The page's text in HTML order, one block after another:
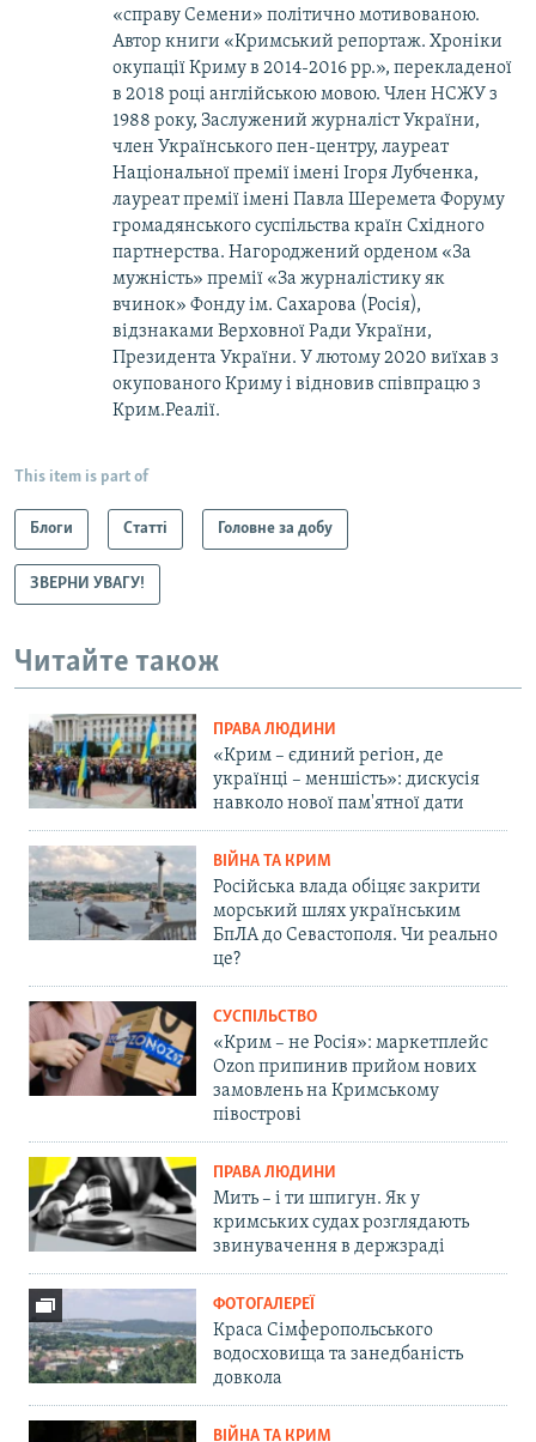
«справу Семени» політично мотивованою.
Автор книги «Кримський репортаж. Хроніки
окупації Криму в 2014-2016 рр.», перекладеної
в 2018 році англійською мовою. Член НСЖУ з
1988 року, Заслужений журналіст України,
член Українського пен-центру, лауреат
Національної премії імені Ігоря Лубченка,
лауреат премії імені Павла Шеремета Форуму
громадянського суспільства країн Східного
партнерства. Нагороджений орденом «За
мужність» премії «За журналістику як
вчинок» Фонду ім. Сахарова (Росія),
відзнаками Верховної Ради України,
Президента України. У лютому 2020 виїхав з
окупованого Криму і відновив співпрацю з
Крим.Реалії.
This item is part of
Блоги Статті Головне за добу
ЗВЕРНИ УВАГУ!
Читайте також
ПРАВА ЛЮДИНИ
«Крим – єдиний регіон, де
українці – меншість»: дискусія
навколо нової пам'ятної дати
ВІЙНА ТА КРИМ
Російська влада обіцяє закрити
морський шлях українським
БпЛА до Севастополя. Чи реально
це?
СУСПІЛЬСТВО
«Крим – не Росія»: маркетплейс
Ozon припинив прийом нових
замовлень на Кримському
півострові
ПРАВА ЛЮДИНИ
Мить – і ти шпигун. Як у
кримських судах розглядають
звинувачення в держзраді
ФОТОГАЛЕРЕЇ
Краса Сімферопольського
водосховища та занедбаність
довкола
ВІЙНА ТА КРИМ